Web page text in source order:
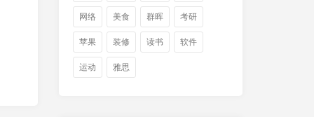
网络 美食 群晖 考研
苹果 装修 读书 软件
运动 雅思